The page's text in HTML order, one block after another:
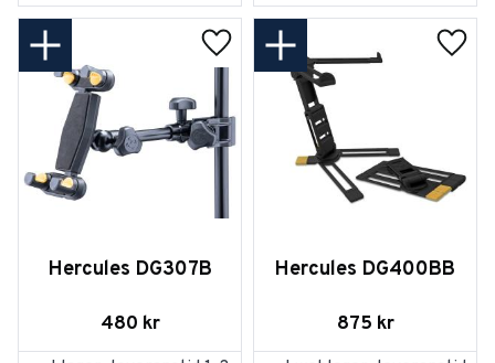
Hercules DG307B
480 kr
Lägg till i favoriter
Hercules DG400BB
875 kr